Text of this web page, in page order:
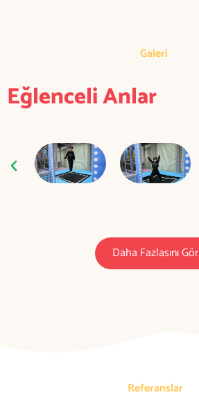
Galeri
Eğlenceli Anlar
Daha Fazlasını Gör
Referanslar